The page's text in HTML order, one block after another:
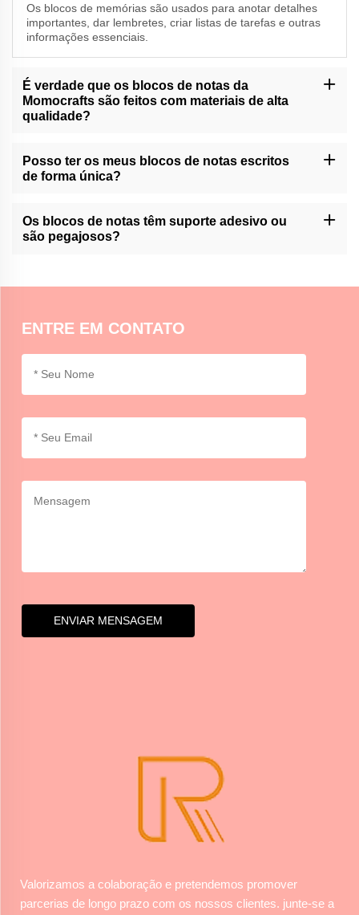
Os blocos de memórias são usados para anotar detalhes
importantes, dar lembretes, criar listas de tarefas e outras
informações essenciais.
É verdade que os blocos de notas da
Momocrafts são feitos com materiais de alta
qualidade?
alta qualidade a partir de materiais de primeira qualidade.
Posso ter os meus blocos de notas escritos
de forma única?
de notas. Entre em contato conosco através do nosso suporte ao
cliente para mais informações.
Os blocos de notas têm suporte adesivo ou
são pegajosos?
preferências e usos.
ENTRE EM CONTATO
ENVIAR MENSAGEM
Valorizamos a colaboração e pretendemos promover
parcerias de longo prazo com os nossos clientes. junte-se a